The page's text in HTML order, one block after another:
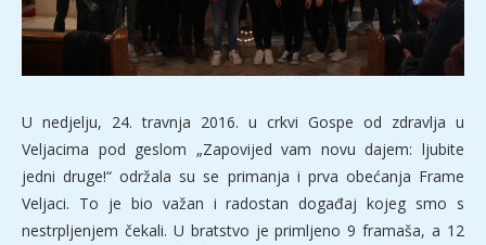
U nedjelju, 24. travnja 2016. u crkvi Gospe od zdravlja u
Veljacima pod geslom „Zapovijed vam novu dajem: ljubite
jedni druge!“ održala su se primanja i prva obećanja Frame
Veljaci. To je bio važan i radostan događaj kojeg smo s
nestrpljenjem čekali. U bratstvo je primljeno 9 framaša, a 12